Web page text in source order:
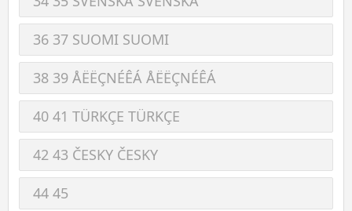
36 37 SUOMI SUOMI
38 39 ÅËËÇNÉÊÁ ÅËËÇNÉÊÁ
40 41 TÜRKÇE TÜRKÇE
42 43 ČESKY ČESKY
44 45